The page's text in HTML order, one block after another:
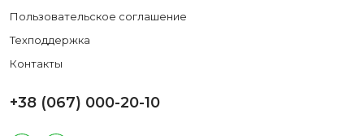
Пользовательское соглашение
Техподдержка
Контакты
+38 (067) 000-20-10